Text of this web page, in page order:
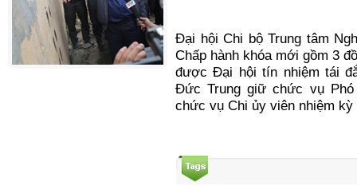
Đại hội Chi bộ Trung tâm
Chấp hành khóa mới gồm 3
được Đại hội tín nhiệm tái
Đức Trung giữ chức vụ
chức vụ Chi ủy viên nhiệm kỳ